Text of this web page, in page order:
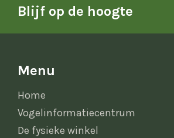
Blijf op de hoogte
Menu
Home
Vogelinformatiecentrum
De fysieke winkel